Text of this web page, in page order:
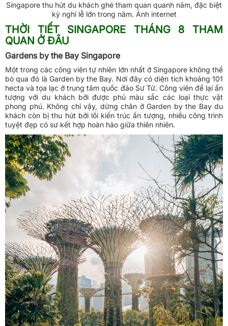
Singapore thu hút du khách ghé tham quan quanh năm, đặc biệt
kỳ nghỉ lễ lớn trong năm. Ảnh internet
THỜI TIẾT SINGAPORE THÁNG 8 THAM
QUAN Ở ĐÂU
Gardens by the Bay Singapore
Một trong các công viên tự nhiên lớn nhất ở Singapore không thể
bỏ qua đó là Garden by the Bay. Nơi đây có diện tích khoảng 101
hecta và tọa lạc ở trung tâm quốc đảo Sư Tử. Công viên để lại ấn
tượng với du khách bởi được phủ màu sắc các loại thực vật
phong phú. Không chỉ vậy, dừng chân ở Garden by the Bay du
khách còn bị thu hút bởi lối kiến trúc ấn tượng, nhiều công trình
tuyệt đẹp có sư kết hợp hoàn hảo giữa thiên nhiên.